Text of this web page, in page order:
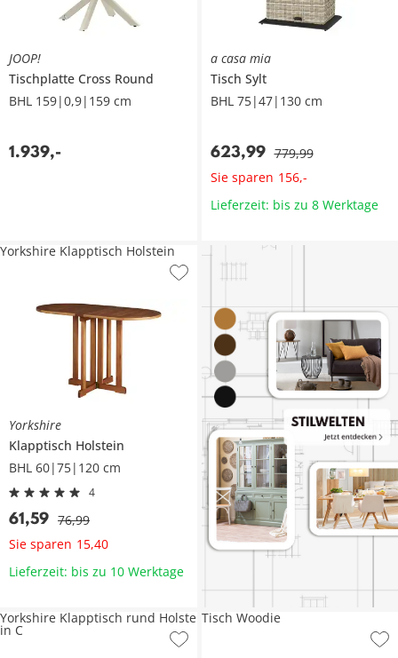
JOOP!
Tischplatte Cross Round
BHL 159|0,9|159 cm
1.939,-
a casa mia
Tisch Sylt
BHL 75|47|130 cm
623,99 779,99
Sie sparen 156,-
Lieferzeit: bis zu 8 Werktage
Yorkshire
Klapptisch Holstein
BHL 60|75|120 cm
4
61,59 76,99
Sie sparen 15,40
Yorkshire Klapptisch Holstein
Lieferzeit: bis zu 10 Werktage
Yorkshire Klapptisch rund Holste
in C
Tisch Woodie